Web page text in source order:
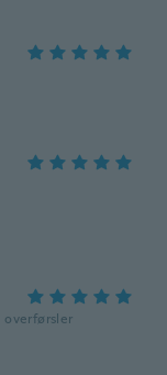
overførsler